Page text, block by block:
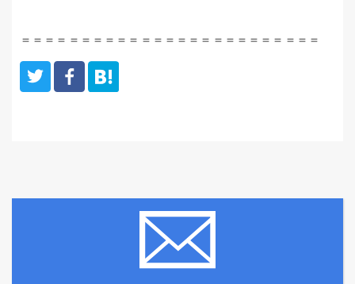
＝＝＝＝＝＝＝＝＝＝＝＝＝＝＝＝＝＝＝＝＝＝＝＝＝